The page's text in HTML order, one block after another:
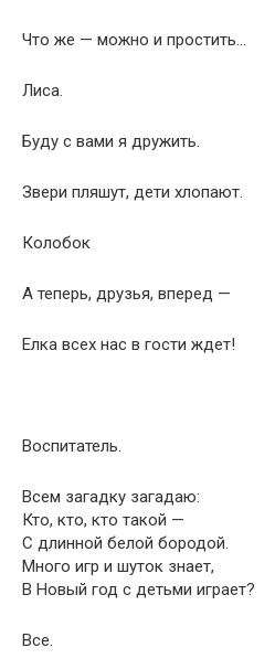
Что же — можно и простить…
Лиса.
Буду с вами я дружить.
Звери пляшут, дети хлопают.
Колобок
А теперь, друзья, вперед —
Елка всех нас в гости ждет!
Воспитатель.
Всем загадку загадаю:
Кто, кто, кто такой —
С длинной белой бородой.
Много игр и шуток знает,
В Новый год с детьми играет?
Все.